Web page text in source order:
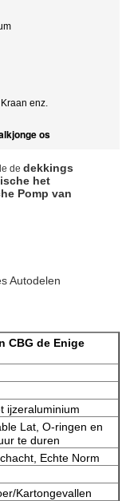
enz.
os
de dekkings
het
Pomp van
Autodelen
CBG de Enige
ijzeraluminium
Lat, O-ringen en
te duren
Echte Norm
Kartongevallen